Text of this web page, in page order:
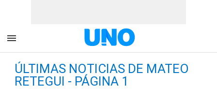
ÚLTIMAS NOTICIAS DE MATEO
RETEGUI - PÁGINA 1